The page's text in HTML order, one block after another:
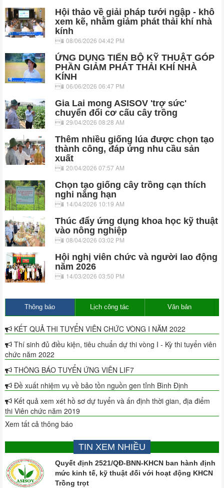
Hội thảo về giải pháp tưới ngập - khô
xem kẽ, nhằm giảm phát thải khí nhà
kính
08/06/2026 04:42 PM
ỨNG DỤNG TIẾN BỘ KỸ THUẬT GÓP
PHẦN GIẢM PHÁT THẢI KHÍ NHÀ
KÍNH
06/06/2026 06:47 PM
Gia Lai mong ASISOV 'trợ sức'
chuyển đổi cơ cấu cây trồng
29/04/2026 08:28 AM
Thêm nhiều giống lúa được chọn tạo
thành công, đáp ứng nhu cầu sản
xuất
20/04/2026 07:57 AM
Chọn tạo giống cây trồng cạn thích
nghi nắng hạn
14/04/2026 10:19 AM
Thúc đẩy ứng dụng khoa học kỹ thuật
vào nông nghiệp
08/04/2026 03:02 PM
Hội nghị viên chức và người lao động
năm 2026
14/03/2026 03:50 PM
Thông báo Lịch công tác Văn bản
KẾT QUẢ THI TUYỂN VIÊN CHỨC VÒNG I NĂM 2022
Thí sinh đủ điều kiện, tiêu chuẩn dự thi vòng I - Kỳ thi tuyển viên
chức năm 2022
THÔNG BÁO TUYỂN ỨNG VIÊN LIF7
Đề xuất nhiệm vụ về bảo tồn nguồn gen tỉnh Bình Định
Kết quả xem xét hồ sơ dự tuyển và ấn định thời gian, địa điểm
thi Viên chức năm 2019
Xem tất cả thông báo
TIN XEM NHIỀU
Quyết định 2521/QĐ-BNN-KHCN ban hành định
mức kinh tế, kỹ thuật đối với hoạt động KHCN
Trồng trọt